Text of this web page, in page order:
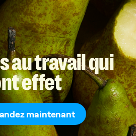
autravailqui
effet
maintenant